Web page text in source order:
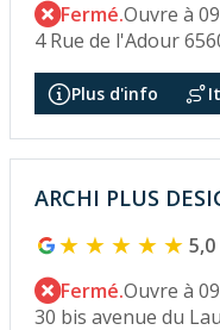
Fermé.Ouvre à
4 Rue de l'Adour
Plus d'info
ARCHI PLUS
5,0
Fermé.Ouvre à
30 bis avenue du